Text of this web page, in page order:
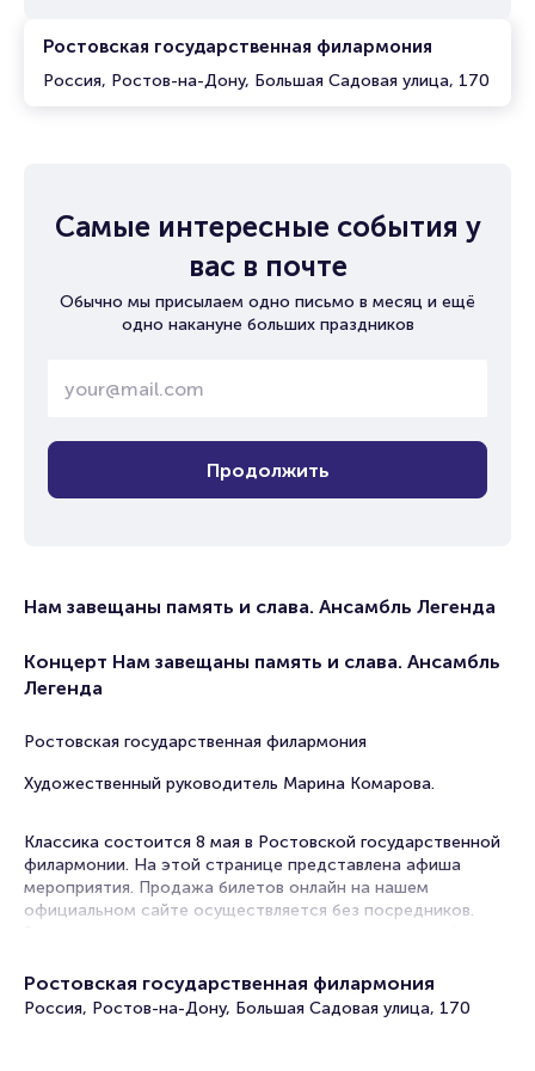
Ростовская государственная филармония
Россия, Ростов-на-Дону, Большая Садовая улица, 170
Самые интересные события у
вас в почте
Обычно мы присылаем одно письмо в месяц и ещё
одно накануне больших праздников
Продолжить
Нам завещаны память и слава. Ансамбль Легенда
Концерт Нам завещаны память и слава. Ансамбль
Легенда
Ростовская государственная филармония
Художественный руководитель Марина Комарова.
Классика состоится 8 мая в Ростовской государственной
филармонии. На этой странице представлена афиша
мероприятия. Продажа билетов онлайн на нашем
официальном сайте осуществляется без посредников.
Концерты классической музыки в Ростове-на-Дону
любимы слушателями. Классика – музыка для души. Она
Ростовская государственная филармония
Россия, Ростов-на-Дону, Большая Садовая улица, 170